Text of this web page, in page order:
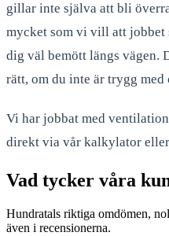
gillar inte själva att bli
mycket som vi vill att
dig väl bemött längs vägen.
rätt, om du inte är trygg med
Vi har jobbat med
direkt via vår kalkylator
Vad tycker våra
Hundratals riktiga omdömen,
även i recensionerna.